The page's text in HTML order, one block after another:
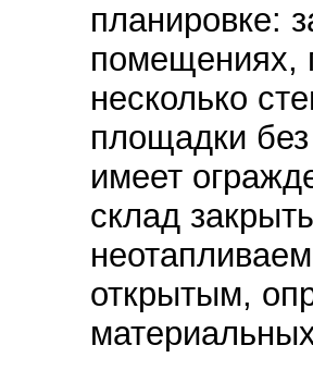
планировке:
помещениях,
несколько
площадки
имеет
склад
открытым,